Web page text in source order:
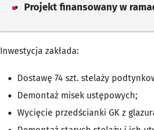
Projekt finansowany w
Inwestycja zakłada:
Dostawę 74 szt. stelaży
Demontaż misek ustępowych;
Wycięcie przedścianki GK z